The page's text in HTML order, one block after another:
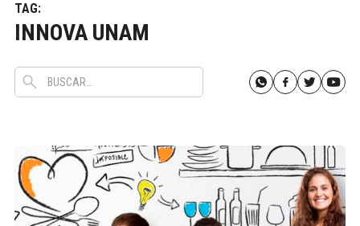
TAG:
INNOVA UNAM